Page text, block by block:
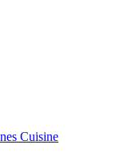
Cuisine